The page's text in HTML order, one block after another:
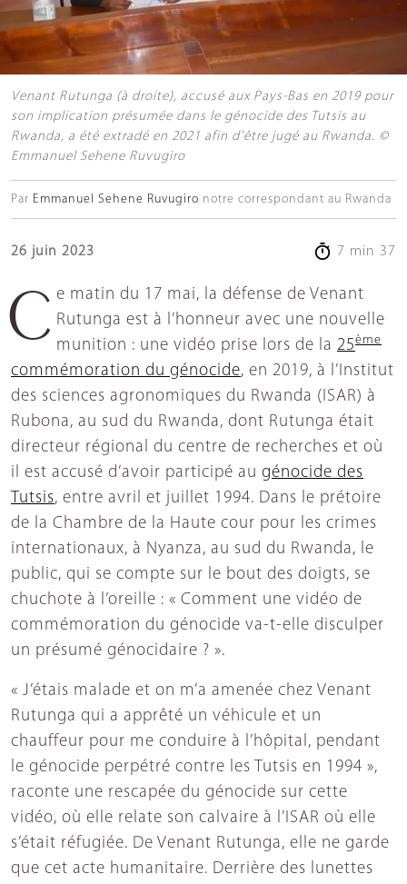
Venant Rutunga (à droite), accusé aux Pays-Bas en 2019 pour
son implication présumée dans le génocide des Tutsis au
Rwanda, a été extradé en 2021 afin d'être jugé au Rwanda. ©
Emmanuel Sehene Ruvugiro
Par Emmanuel Sehene Ruvugiro notre correspondant au Rwanda
26 juin 2023 7 min 37
Ce matin du 17 mai, la défense de Venant Rutunga est à l’honneur avec une nouvelle
munition : une vidéo prise lors de la 25ème
commémoration du génocide, en 2019, à l’Institut
des sciences agronomiques du Rwanda (ISAR) à
Rubona, au sud du Rwanda, dont Rutunga était
directeur régional du centre de recherches et où
il est accusé d’avoir participé au génocide des
Tutsis, entre avril et juillet 1994. Dans le prétoire
de la Chambre de la Haute cour pour les crimes
internationaux, à Nyanza, au sud du Rwanda, le
public, qui se compte sur le bout des doigts, se
chuchote à l’oreille : « Comment une vidéo de
commémoration du génocide va-t-elle disculper
un présumé génocidaire ? ».
« J’étais malade et on m’a amenée chez Venant
Rutunga qui a apprêté un véhicule et un
chauffeur pour me conduire à l’hôpital, pendant
le génocide perpétré contre les Tutsis en 1994 »,
raconte une rescapée du génocide sur cette
vidéo, où elle relate son calvaire à l’ISAR où elle
s’était réfugiée. De Venant Rutunga, elle ne garde
que cet acte humanitaire. Derrière des lunettes